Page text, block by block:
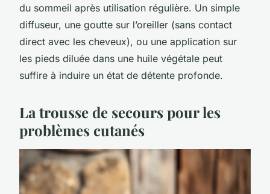
du sommeil après utilisation régulière. Un simple
diffuseur, une goutte sur l’oreiller (sans contact
direct avec les cheveux), ou une application sur
les pieds diluée dans une huile végétale peut
suffire à induire un état de détente profonde.
La trousse de secours pour les
problèmes cutanés